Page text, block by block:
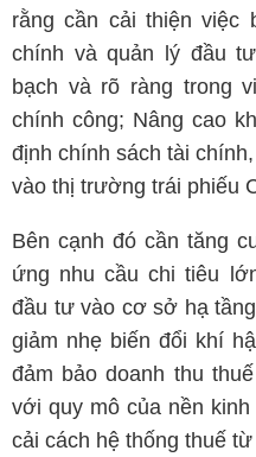
rằng cần cải thiện việc
chính và quản lý đầu
bạch và rõ ràng trong
chính công; Nâng cao
định chính sách tài
vào thị trường trái phiếu
Bên cạnh đó cần tăng
ứng nhu cầu chi tiêu
đầu tư vào cơ sở hạ
giảm nhẹ biến đổi khí
đảm bảo doanh thu
với quy mô của nền
cải cách hệ thống thuế